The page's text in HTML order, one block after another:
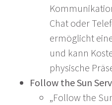
Chat oder
ermöglicht
und kann
physische
Follow the Sun
„Follow the